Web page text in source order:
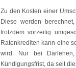
Zu den Kosten einer
Diese werden
trotzdem vorzeitig
Ratenkrediten kann eine
wird. Nur bei
Kündigungsfrist, da seit